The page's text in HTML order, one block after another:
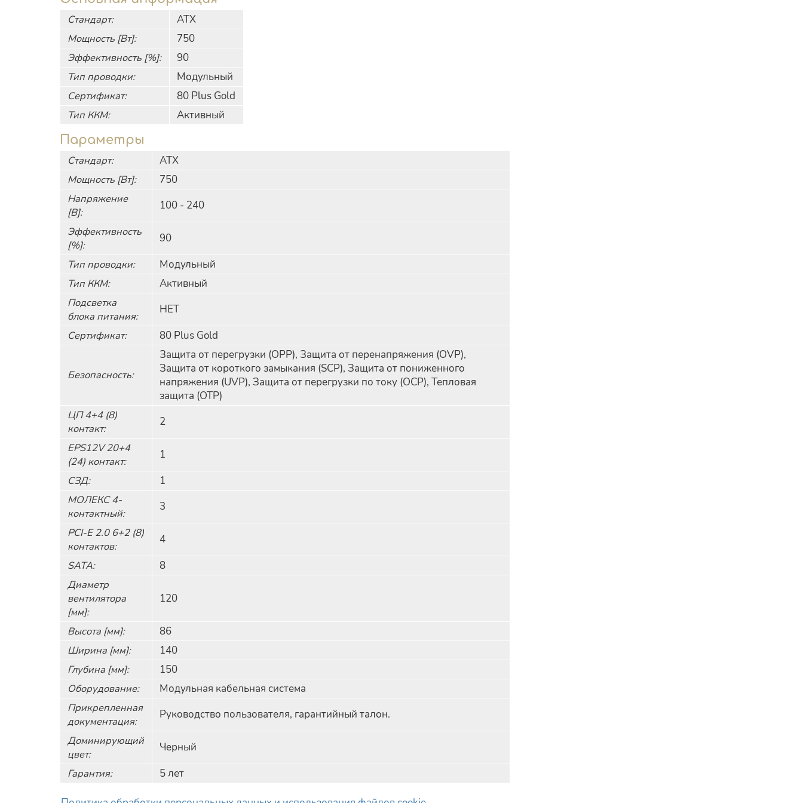
Стандарт:
АТХ
Мощность [Вт]:
750
Эффективность [%]:
90
Тип проводки:
Модульный
Сертификат:
80 Plus Gold
Тип ККМ:
Активный
Параметры
Стандарт:
АТХ
Мощность [Вт]:
750
Напряжение
[В]:
100 - 240
Эффективность
[%]:
90
Тип проводки:
Модульный
Тип ККМ:
Активный
Подсветка
блока питания:
НЕТ
Сертификат:
80 Plus Gold
Безопасность:
Защита от перегрузки (OPP), Защита от перенапряжения (OVP),
Защита от короткого замыкания (SCP), Защита от пониженного
напряжения (UVP), Защита от перегрузки по току (OCP), Тепловая
защита (OTP)
ЦП 4+4 (8)
контакт:
2
EPS12V 20+4
(24) контакт:
1
СЗД:
1
МОЛЕКС 4-
контактный:
3
PCI-E 2.0 6+2 (8)
контактов:
4
SATA:
8
Диаметр
вентилятора
[мм]:
120
Высота [мм]:
86
Ширина [мм]:
140
Глубина [мм]:
150
Оборудование:
Модульная кабельная система
Прикрепленная
документация:
Руководство пользователя, гарантийный талон.
Доминирующий
цвет:
Черный
Гарантия:
5 лет